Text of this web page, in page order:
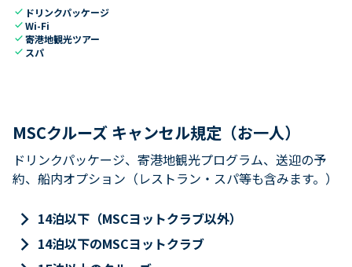
check ドリンクパッケージ
checkWi-Fi
check寄港地観光ツアー
check スパ
MSCクルーズ キャンセル規定（お一人）
ドリンクパッケージ、寄港地観光プログラム、送迎の予
約、船内オプション（レストラン・スパ等も含みます。）
keyboard_arrow_right 14泊以下（MSCヨットクラブ以外）
keyboard_arrow_right 14泊以下のMSCヨットクラブ